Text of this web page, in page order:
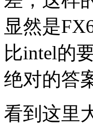
显然是
比intel的
绝对的答
看到这里